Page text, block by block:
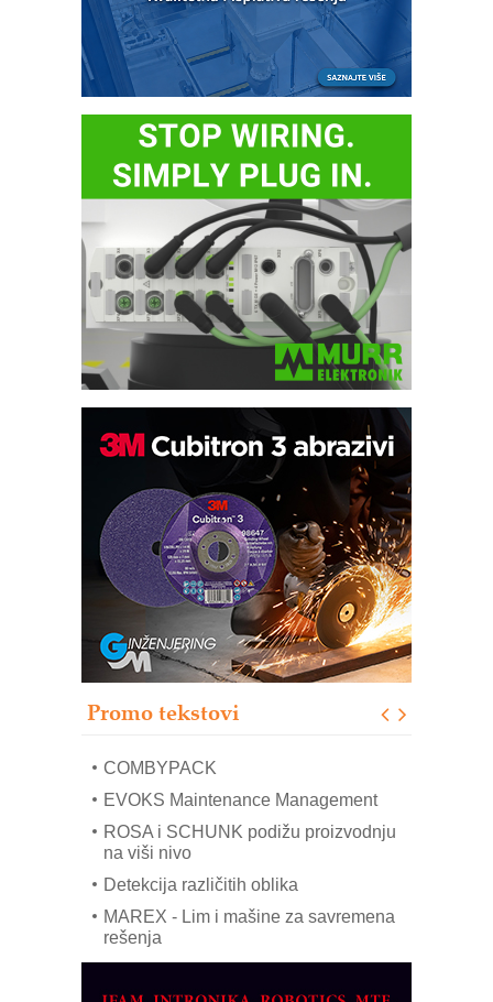
Promo tekstovi
Bezbednost na prvom mestu!
IB BLUMENAUER - više od 40 godina
poverenja u industriji
RMQ-TITAN ADVANCED INDICATOR
– Pametna signalizacija za efikasnije
upravljanje mašinama
Sigurnije ispitivanje transformatora u
solarnim elektranama i vetroparkovima
Pranje točkova na gradilištu- standard
modernog i odgovornog građenja
mrežnog pretvarača sa tečnim
COMBYPACK
EVOKS Maintenance Management
ROSA i SCHUNK podižu proizvodnju
na viši nivo
Detekcija različitih oblika
MAREX - Lim i mašine za savremena
rešenja
partner